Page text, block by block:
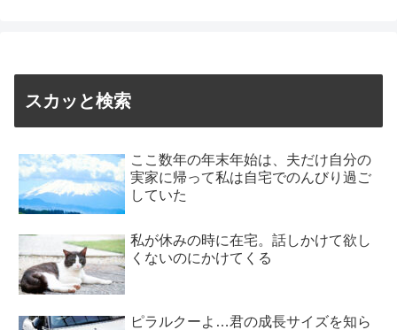
スカッと検索
ここ数年の年末年始は、夫だけ自分の
実家に帰って私は自宅でのんびり過ご
していた
私が休みの時に在宅。話しかけて欲し
くないのにかけてくる
ピラルクーよ…君の成長サイズを知ら